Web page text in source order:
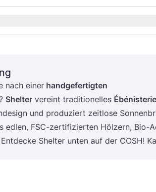
nach einer hand­ge­fer­tig­ten
Shel­ter ver­eint tra­di­tio­nel­les Ébé­nis­te­rie
und pro­du­ziert zeit­lo­se
edlen, FSC-zer­ti­fi­zier­ten Höl­zern, Bio-
Shel­ter unten auf der COSH!